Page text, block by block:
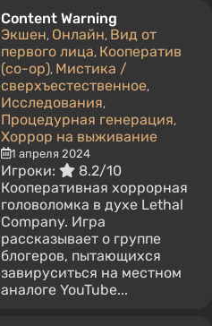
Content Warning
Экшен, Онлайн, Вид от
первого лица, Кооператив
(co-op), Mистика /
сверхъестественное,
Исследования,
Процедурная генерация,
Хоррор на выживание
1 апреля 2024
Игроки:
8.2/10
Кооперативная хоррорная
головоломка в духе Lethal
Company. Игра
рассказывает о группе
блогеров, пытающихся
завируситься на местном
аналоге YouTube...